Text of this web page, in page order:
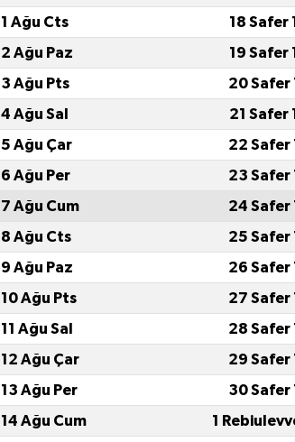
1 Ağu Cts
18 Safer
2 Ağu Paz
19 Safer
3 Ağu Pts
20 Safer
4 Ağu Sal
21 Safer
5 Ağu Çar
22 Safer
6 Ağu Per
23 Safer
7 Ağu Cum
24 Safer
8 Ağu Cts
25 Safer
9 Ağu Paz
26 Safer
10 Ağu Pts
27 Safer
11 Ağu Sal
28 Safer
12 Ağu Çar
29 Safer
13 Ağu Per
30 Safer
14 Ağu Cum
1